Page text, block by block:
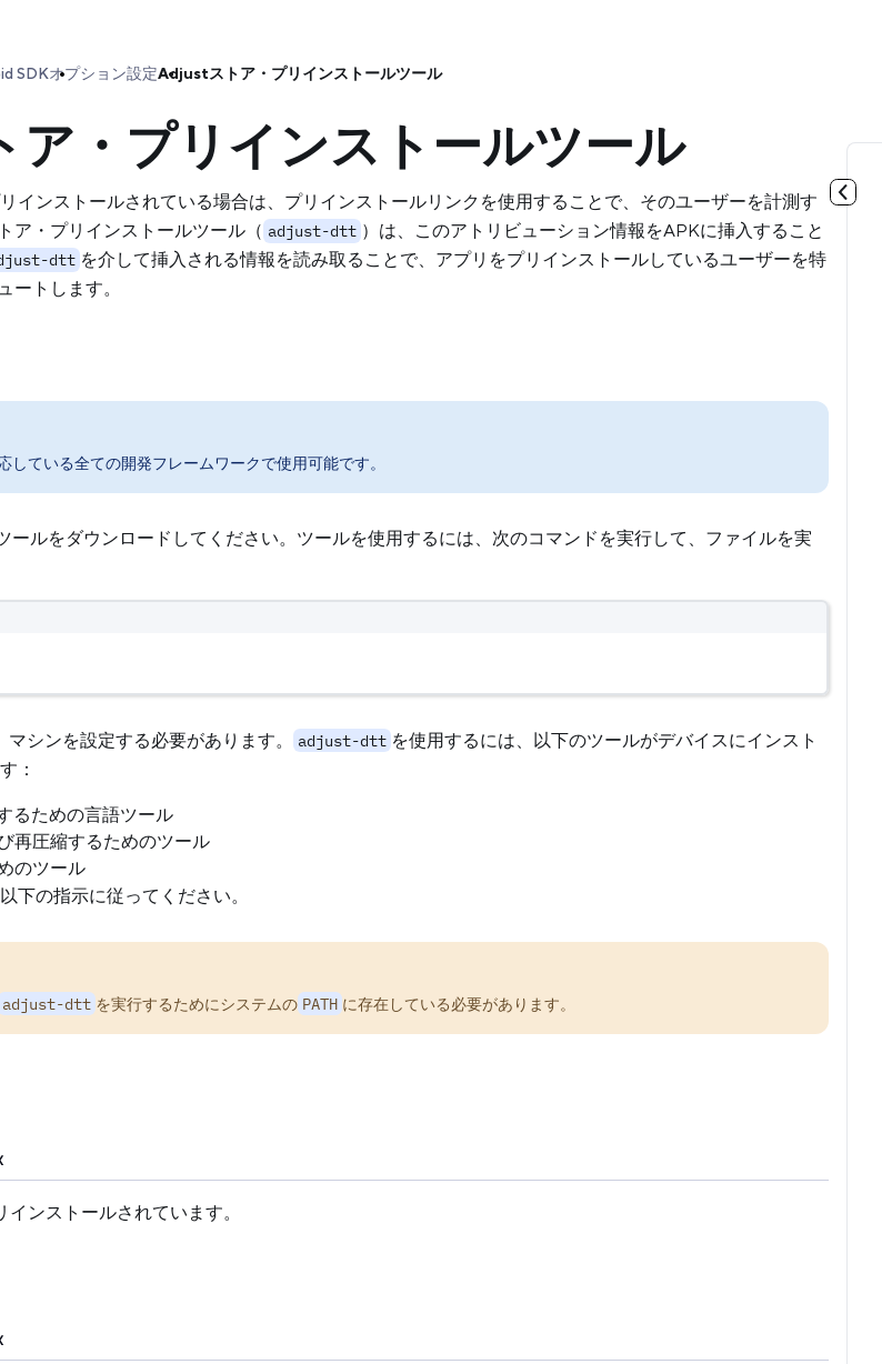
SDKオプション設定Adjustストア・プリインストールツール
・プリインストールツール
インストールされている場合は、プリインストールリンクを使用することで、そのユーザーを計測す
ア・プリインストールツール（ adjust-dtt ）は、このアトリビューション情報をAPKに挿入すること
dtt を介して挿入される情報を読み取ることで、アプリをプリインストールしているユーザーを特
ートします。
している全ての開発フレームワークで使用可能です。
ールをダウンロードしてください。ツールを使用するには、次のコマンドを実行して、ファイルを実
マシンを設定する必要があります。 adjust-dtt を使用するには、以下のツールがデバイスにインスト
：
るための言語ツール
再圧縮するためのツール
のツール
下の指示に従ってください。
adjust-dtt を実行するためにシステムの PATH に存在している必要があります。
ンストールされています。